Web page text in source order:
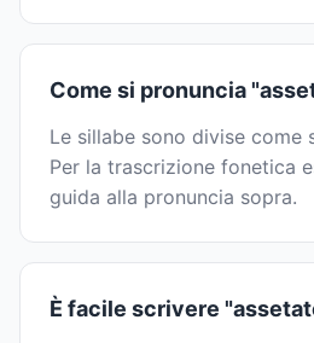
Come si pronuncia
Le sillabe sono divise come
Per la trascrizione fonetica
guida alla pronuncia sopra.
È facile scrivere